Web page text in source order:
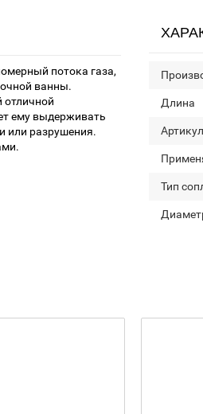
потока газа,
ванны.
отличной
ему выдерживать
или разрушения.
Длина
Артикул
Тип